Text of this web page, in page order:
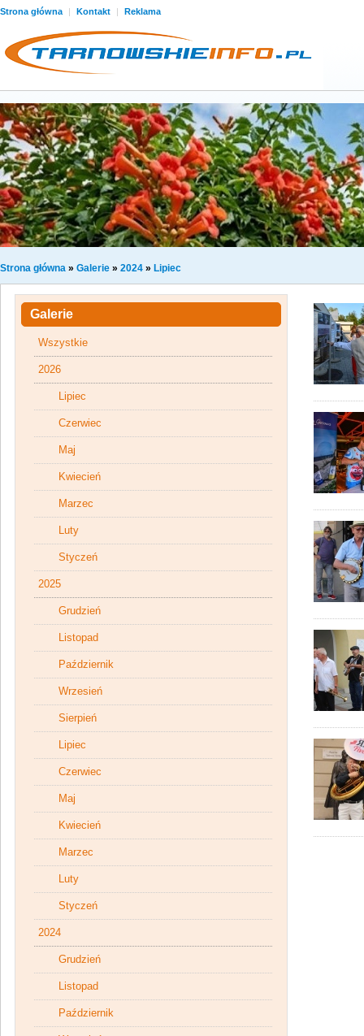
Strona główna | Kontakt | Reklama
Strona główna » Galerie » 2024 » Lipiec
Galerie
Wszystkie
2026
Lipiec
Czerwiec
Maj
Kwiecień
Marzec
Luty
Styczeń
2025
Grudzień
Listopad
Październik
Wrzesień
Sierpień
Lipiec
Czerwiec
Maj
Kwiecień
Marzec
Luty
Styczeń
2024
Grudzień
Listopad
Październik